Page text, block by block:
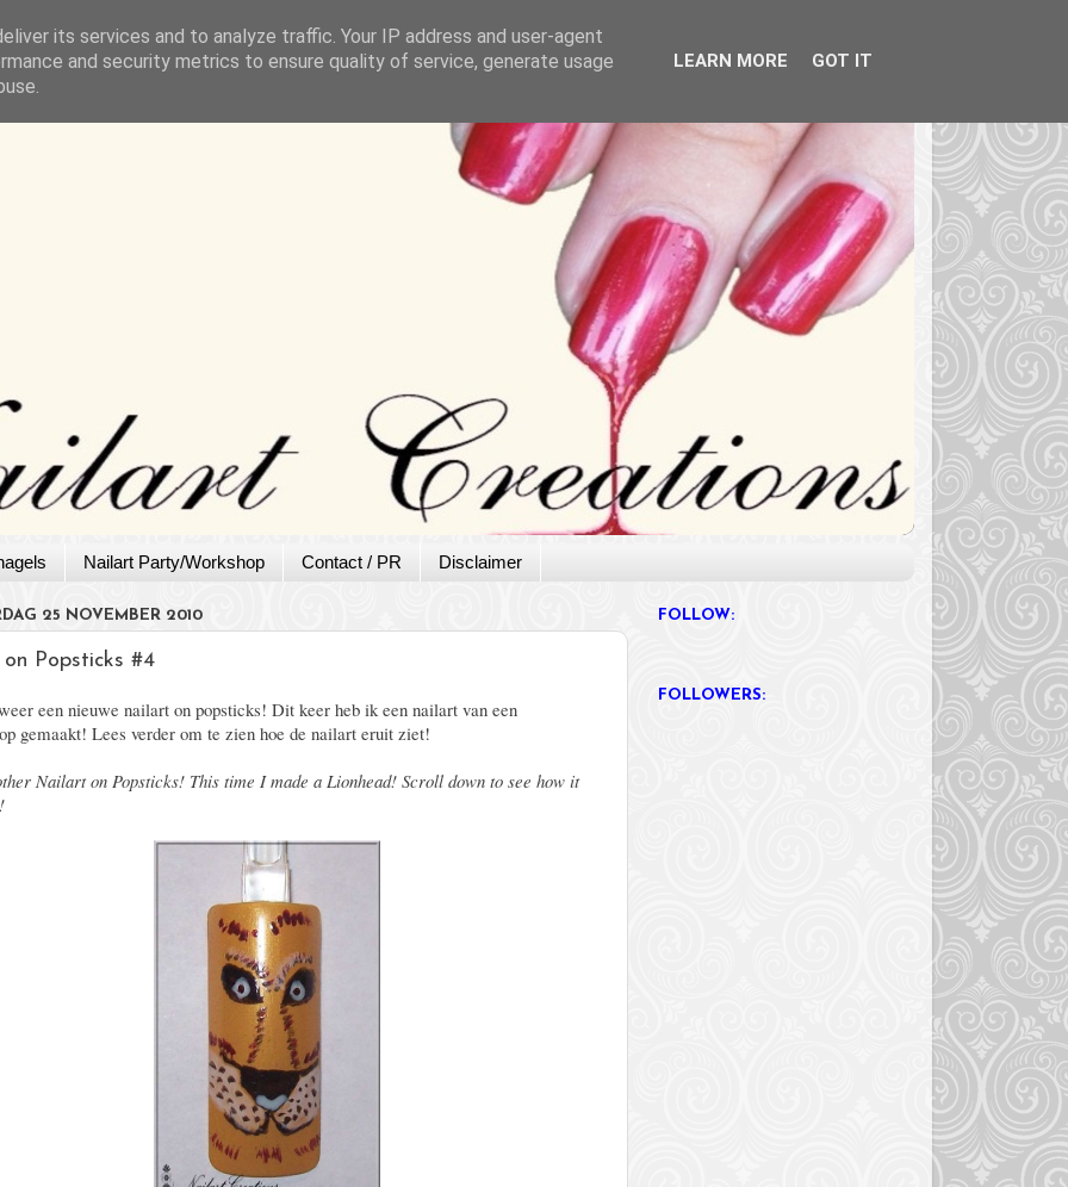
Nailart Party/Workshop Contact / PR Disclaimer
25 NOVEMBER 2010
Popsticks #4
een nieuwe nailart on popsticks! Dit keer heb ik een nailart van een
gemaakt! Lees verder om te zien hoe de nailart eruit ziet!
Nailart on Popsticks! This time I made a Lionhead! Scroll down to see how it
FOLLOW:
FOLLOWERS:
its services and to analyze traffic. Your IP address and user-agent
and security metrics to ensure quality of service, generate usage
LEARN MORE GOT IT